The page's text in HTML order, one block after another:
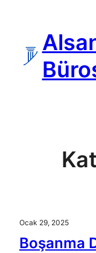
Ocak 29, 2025
Boşanma